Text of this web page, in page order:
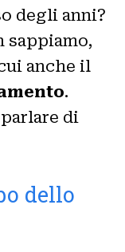
degli anni?
sappiamo,
anche il
.
di
dello